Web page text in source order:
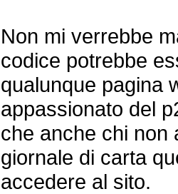
Non mi verrebbe
codice potrebbe
qualunque pagina
appassionato del
che anche chi non
giornale di carta
accedere al sito.